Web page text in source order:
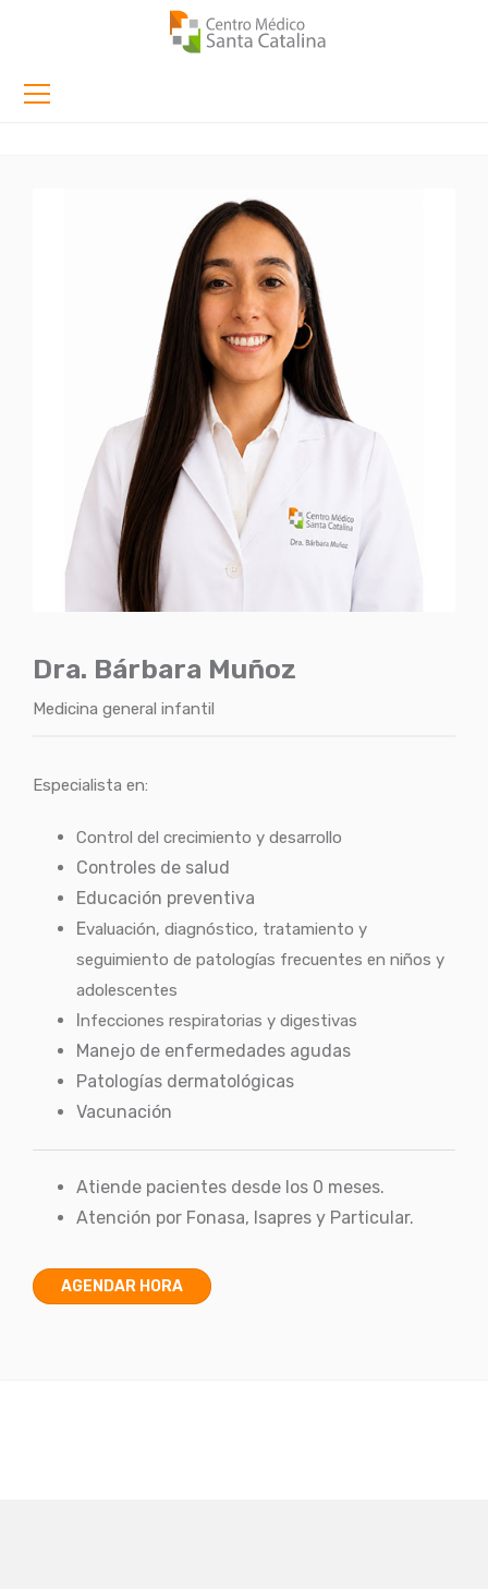
Dra. Bárbara Muñoz
Medicina general infantil
Especialista en:
Control del crecimiento y desarrollo
Controles de salud
Educación preventiva
Evaluación, diagnóstico, tratamiento y
seguimiento de patologías frecuentes en niños y
adolescentes
Infecciones respiratorias y digestivas
Manejo de enfermedades agudas
Patologías dermatológicas
Vacunación
Atiende pacientes desde los 0 meses.
Atención por Fonasa, Isapres y Particular.
AGENDAR HORA